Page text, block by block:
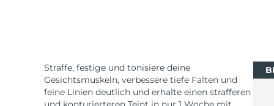
Straffe, festige und tonisiere deine
Gesichtsmuskeln, verbessere tiefe Falten und
feine Linien deutlich und erhalte einen strafferen